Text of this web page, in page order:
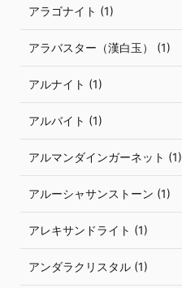
アラゴナイト (1)
アラバスター（漢白玉） (1)
アルナイト (1)
アルバイト (1)
アルマンダインガーネット (1)
アルーシャサンストーン (1)
アレキサンドライト (1)
アンダラクリスタル (1)